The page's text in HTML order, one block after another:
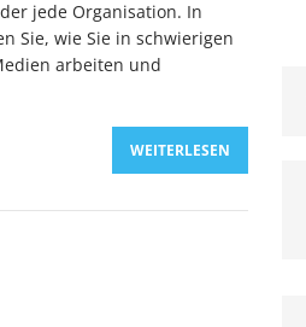
mit den
jede Organisation. In
Sie, wie Sie in schwierigen
arbeiten und
WEITERLESEN